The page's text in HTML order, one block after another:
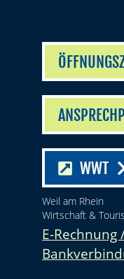
WWT
Weil am Rhein
Wirtschaft &
E-Rechnung